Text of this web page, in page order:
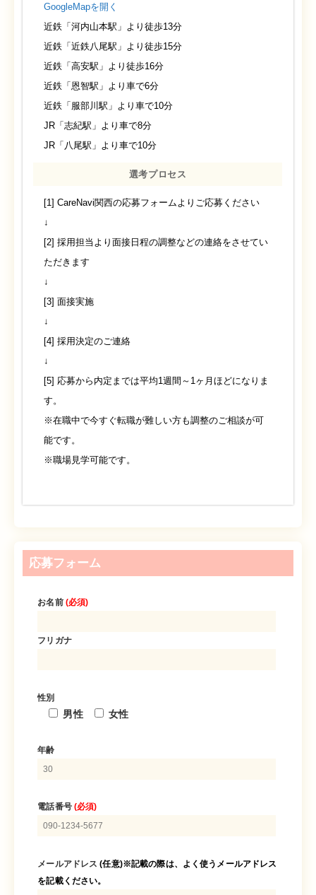
GoogleMapを開く
近鉄「河内山本駅」より徒歩13分
近鉄「近鉄八尾駅」より徒歩15分
近鉄「高安駅」より徒歩16分
近鉄「恩智駅」より車で6分
近鉄「服部川駅」より車で10分
JR「志紀駅」より車で8分
JR「八尾駅」より車で10分
選考プロセス
[1] CareNavi関西の応募フォームよりご応募ください
↓
[2] 採用担当より面接日程の調整などの連絡をさせてい
ただきます
↓
[3] 面接実施
↓
[4] 採用決定のご連絡
↓
[5] 応募から内定までは平均1週間～1ヶ月ほどになりま
す。
※在職中で今すぐ転職が難しい方も調整のご相談が可
能です。
※職場見学可能です。
応募フォーム
お名前 (必須)
フリガナ
性別
男性 女性
年齢
電話番号 (必須)
メールアドレス(任意)※記載の際は、よく使うメールアドレス
を記載ください。